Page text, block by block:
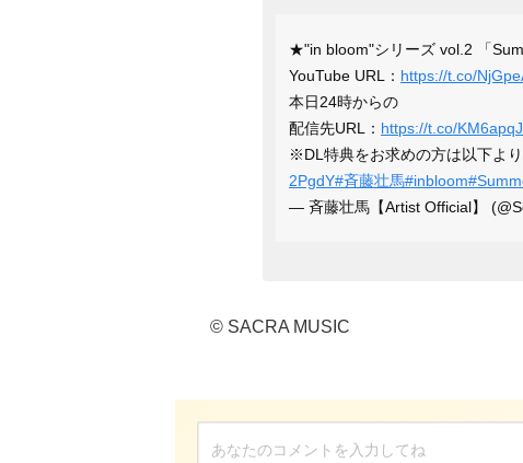
★"in bloom"シリーズ vol.2 「
YouTube URL： https://t.co/
本日24時からの
配信先URL： https://t.co/
※DL特典をお求めの方は以下よ
2PgdY#斉藤壮馬#inbloom
— 斉藤壮馬【Artist Official】
© SACRA MUSIC